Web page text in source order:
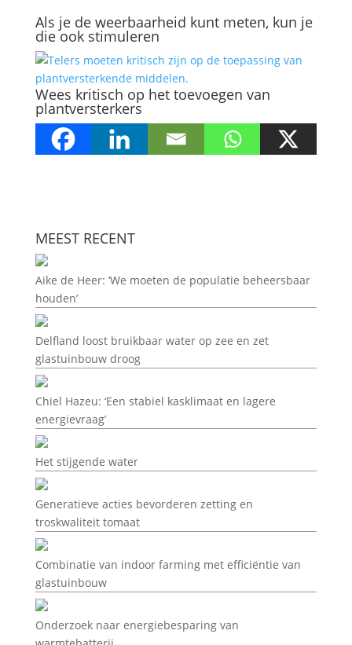
Als je de weerbaarheid kunt meten, kun je
die ook stimuleren
Wees kritisch op het toevoegen van
plantversterkers
MEEST RECENT
Aike de Heer: ‘We moeten de populatie beheersbaar
houden’
Delfland loost bruikbaar water op zee en zet
glastuinbouw droog
Chiel Hazeu: ‘Een stabiel kasklimaat en lagere
energievraag’
Het stijgende water
Generatieve acties bevorderen zetting en
troskwaliteit tomaat
Combinatie van indoor farming met efficiëntie van
glastuinbouw
Onderzoek naar energiebesparing van